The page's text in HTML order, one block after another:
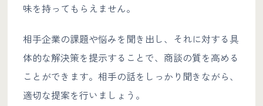
味を持ってもらえません。
相手企業の課題や悩みを聞き出し、それに対する具
体的な解決策を提示することで、商談の質を高める
ことができます。相手の話をしっかり聞きながら、
適切な提案を行いましょう。